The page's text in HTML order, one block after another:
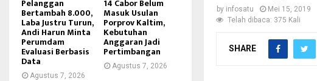
by infosatu
Mei 15, 2019
Telah dibaca: 375 Kali
SHARE
Pelanggan
Bertambah 8.000,
Laba Justru Turun,
Andi Harun Minta
Perumdam
Evaluasi Berbasis
Data
Agustus 7, 2026
14 Cabor Belum
Masuk Usulan
Porprov Kaltim,
Kebutuhan
Anggaran Jadi
Pertimbangan
Agustus 7, 2026